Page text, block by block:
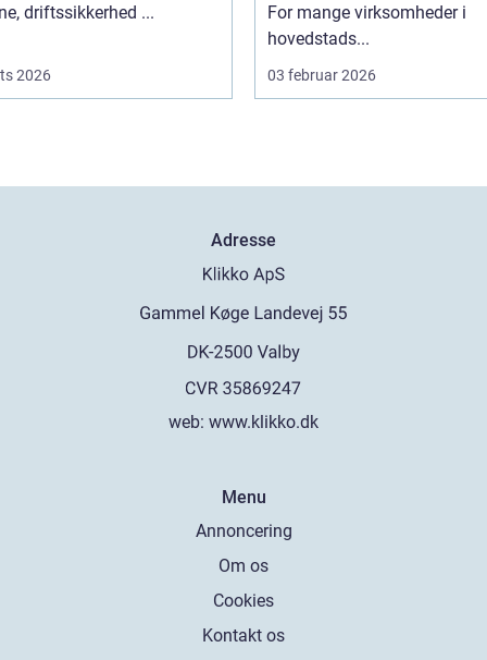
driftssikkerhed ...
2026
For mange virksomheder i
hovedstads...
03 februar 2026
Adresse
web: www.klikko.dk
Menu
Annoncering
Om os
Cookies
Kontakt os